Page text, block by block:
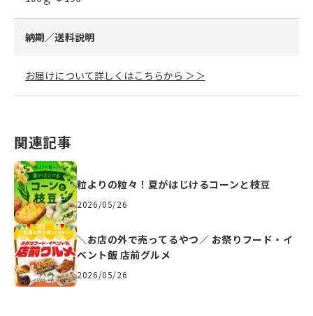
納期／送料説明
お届けについて詳しくはこちらから ＞＞
関連記事
粒よりの粒々！夏がはじけるコーンと枝豆
2026/05/26
＼お店の外で売ってるやつ／ お祭りフード・イ
ベント飯 店前グルメ
2026/05/26